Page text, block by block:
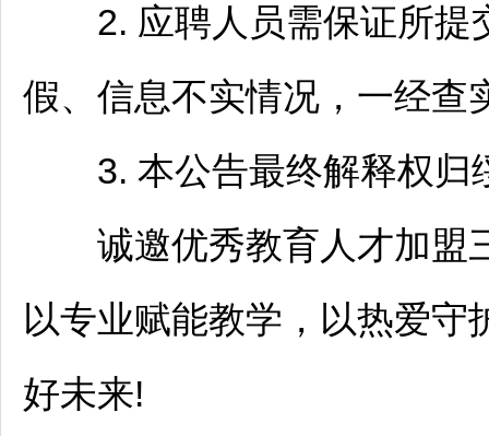
2. 应聘人员需保证所提
假、信息不实情况，一经查
3. 本公告最终解释权归
诚邀优秀教育人才加盟
以专业赋能教学，以热爱
好未来!